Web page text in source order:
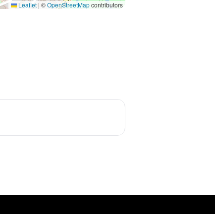
Leaflet | ©OpenStreetMapcontributors